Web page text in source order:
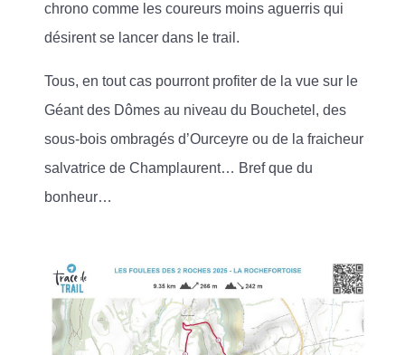
chrono comme les coureurs moins aguerris qui
désirent se lancer dans le trail.
Tous, en tout cas pourront profiter de la vue sur le
Géant des Dômes au niveau du Bouchetel, des
sous-bois ombragés d’Ourceyre ou de la fraicheur
salvatrice de Champlaurent… Bref que du
bonheur…